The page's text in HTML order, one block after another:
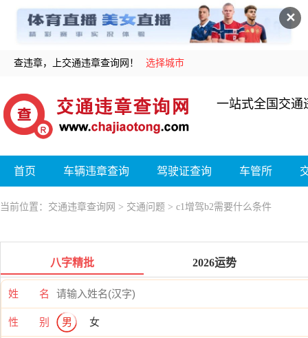
✕
查违章，上交通违章查询网！ 选择城市
一站式全国交通
首页 车辆违章查询 驾驶证查询 车管所
当前位置： 交通违章查询网 > 交通问题 > c1增驾b2需要什么条件
八字精批 2026运势
姓 名
性 别 男 女